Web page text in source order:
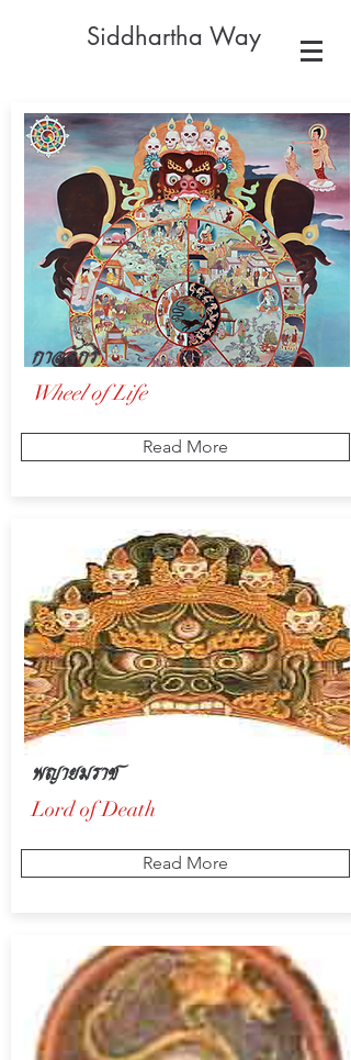
Siddhartha Way
กาลจักร
Wheel of Life
Read More
พญายมราช
Lord of Death
Read More